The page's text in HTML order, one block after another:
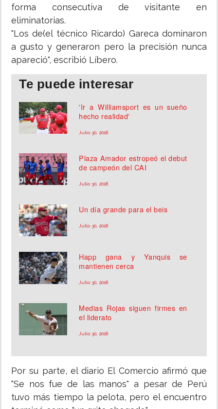
forma consecutiva de visitante en
eliminatorias.
"Los de(el técnico Ricardo) Gareca dominaron
a gusto y generaron pero la precisión nunca
apareció", escribió Líbero.
Te puede interesar
'Ir a Williamsport es un sueño
hecho realidad'
Julio 30, 2018
Plaza Amador estropeó el debut
de campeón del CAI
Julio 30, 2018
Un día grande para el beis
Julio 30, 2018
Happ gana y Yanquis se
mantienen cerca
Julio 30, 2018
Medias Rojas siguen firmes en
el liderato
Julio 30, 2018
Por su parte, el diario El Comercio afirmó que
"Se nos fue de las manos" a pesar de Perú
tuvo más tiempo la pelota, pero el encuentro